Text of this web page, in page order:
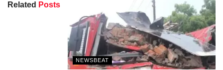
Related Posts
NEWSBEAT